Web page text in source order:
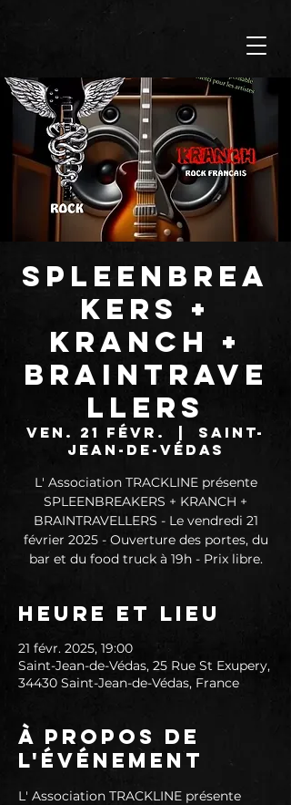
SPLEENBREA
KERS +
KRANCH +
BRAINTRAVE
LLERS
ven. 21 févr.
Saint-
Jean-de-Védas
L' Association TRACKLINE présente
SPLEENBREAKERS + KRANCH +
BRAINTRAVELLERS - Le vendredi 21
février 2025 - Ouverture des portes, du
bar et du food truck à 19h - Prix libre.
Heure et lieu
21 févr. 2025, 19:00
Saint-Jean-de-Védas, 25 Rue St Exupery,
34430 Saint-Jean-de-Védas, France
À propos de
l'événement
L' Association TRACKLINE présente